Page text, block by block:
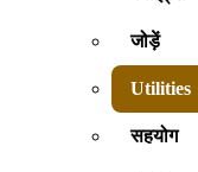
जोड़ें
Utilities
सहयोग